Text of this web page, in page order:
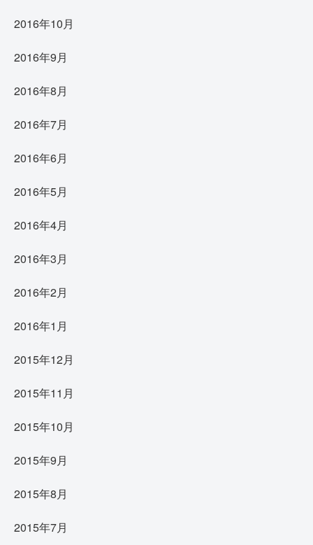
2016年10月
2016年9月
2016年8月
2016年7月
2016年6月
2016年5月
2016年4月
2016年3月
2016年2月
2016年1月
2015年12月
2015年11月
2015年10月
2015年9月
2015年8月
2015年7月